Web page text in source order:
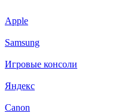
Apple
Samsung
Игровые консоли
Яндекс
Canon